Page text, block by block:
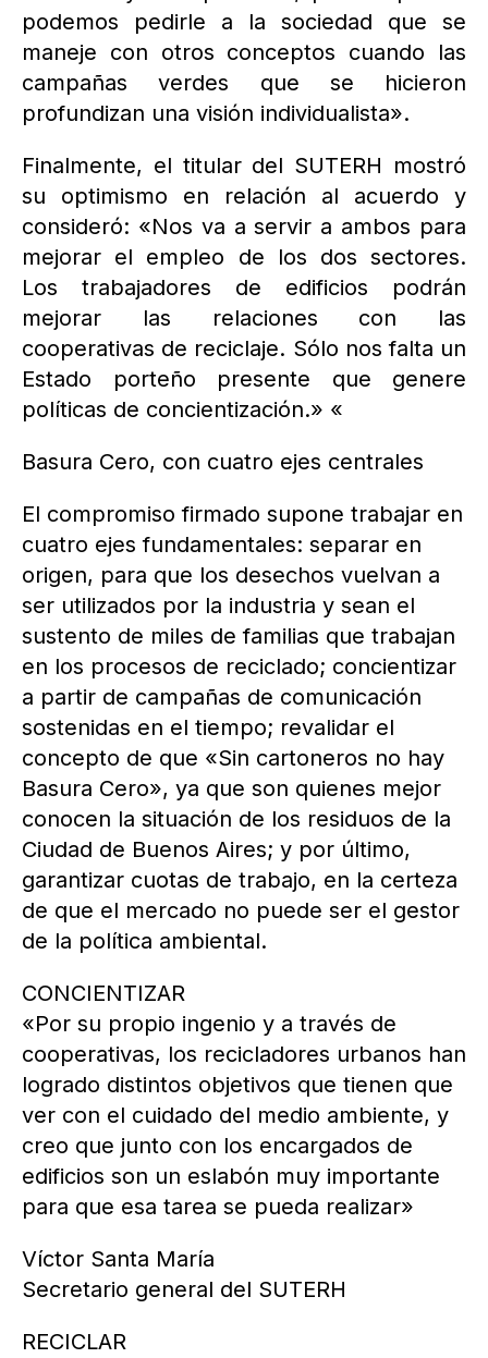
podemos pedirle a la sociedad que se
maneje con otros conceptos cuando las
campañas verdes que se hicieron
profundizan una visión individualista».
Finalmente, el titular del SUTERH mostró
su optimismo en relación al acuerdo y
consideró: «Nos va a servir a ambos para
mejorar el empleo de los dos sectores.
Los trabajadores de edificios podrán
mejorar las relaciones con las
cooperativas de reciclaje. Sólo nos falta un
Estado porteño presente que genere
políticas de concientización.» «
Basura Cero, con cuatro ejes centrales
El compromiso firmado supone trabajar en
cuatro ejes fundamentales: separar en
origen, para que los desechos vuelvan a
ser utilizados por la industria y sean el
sustento de miles de familias que trabajan
en los procesos de reciclado; concientizar
a partir de campañas de comunicación
sostenidas en el tiempo; revalidar el
concepto de que «Sin cartoneros no hay
Basura Cero», ya que son quienes mejor
conocen la situación de los residuos de la
Ciudad de Buenos Aires; y por último,
garantizar cuotas de trabajo, en la certeza
de que el mercado no puede ser el gestor
de la política ambiental.
CONCIENTIZAR
«Por su propio ingenio y a través de
cooperativas, los recicladores urbanos han
logrado distintos objetivos que tienen que
ver con el cuidado del medio ambiente, y
creo que junto con los encargados de
edificios son un eslabón muy importante
para que esa tarea se pueda realizar»
Víctor Santa María
Secretario general del SUTERH
RECICLAR